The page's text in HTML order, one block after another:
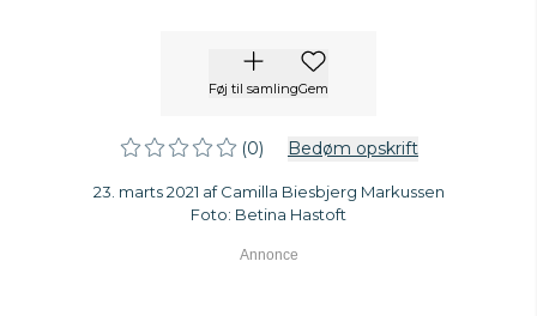
Føj til samlingGem
(0) Bedøm opskrift
23. marts 2021 af Camilla Biesbjerg Markussen
Foto: Betina Hastoft